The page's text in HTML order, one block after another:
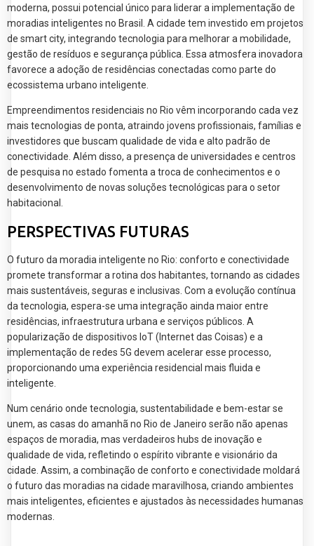
moderna, possui potencial único para liderar a implementação de
moradias inteligentes no Brasil. A cidade tem investido em projetos
de smart city, integrando tecnologia para melhorar a mobilidade,
gestão de resíduos e segurança pública. Essa atmosfera inovadora
favorece a adoção de residências conectadas como parte do
ecossistema urbano inteligente.
Empreendimentos residenciais no Rio vêm incorporando cada vez
mais tecnologias de ponta, atraindo jovens profissionais, famílias e
investidores que buscam qualidade de vida e alto padrão de
conectividade. Além disso, a presença de universidades e centros
de pesquisa no estado fomenta a troca de conhecimentos e o
desenvolvimento de novas soluções tecnológicas para o setor
habitacional.
PERSPECTIVAS FUTURAS
O futuro da moradia inteligente no Rio: conforto e conectividade
promete transformar a rotina dos habitantes, tornando as cidades
mais sustentáveis, seguras e inclusivas. Com a evolução contínua
da tecnologia, espera-se uma integração ainda maior entre
residências, infraestrutura urbana e serviços públicos. A
popularização de dispositivos IoT (Internet das Coisas) e a
implementação de redes 5G devem acelerar esse processo,
proporcionando uma experiência residencial mais fluida e
inteligente.
Num cenário onde tecnologia, sustentabilidade e bem-estar se
unem, as casas do amanhã no Rio de Janeiro serão não apenas
espaços de moradia, mas verdadeiros hubs de inovação e
qualidade de vida, refletindo o espírito vibrante e visionário da
cidade. Assim, a combinação de conforto e conectividade moldará
o futuro das moradias na cidade maravilhosa, criando ambientes
mais inteligentes, eficientes e ajustados às necessidades humanas
modernas.